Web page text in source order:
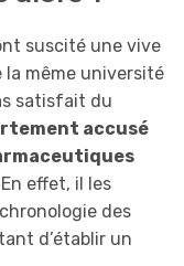
suscité une vive
la même université
satisfait du
accusé
En effet, il les
des
d’établir un